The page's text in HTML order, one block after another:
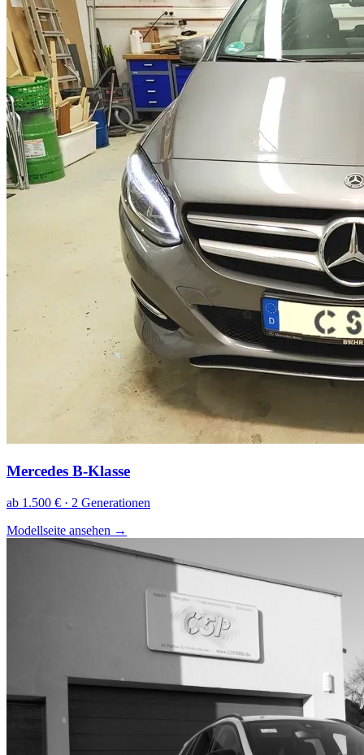
Mercedes B-Klasse
ab 1.500 € · 2 Generationen
Modellseite ansehen →